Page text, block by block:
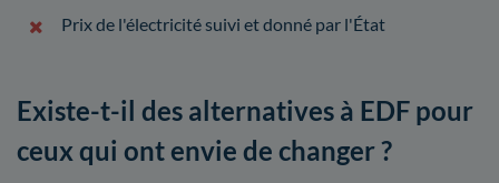
Prix de l'électricité suivi et donné par l'État
Existe-t-il des alternatives à EDF pour
ceux qui ont envie de changer ?